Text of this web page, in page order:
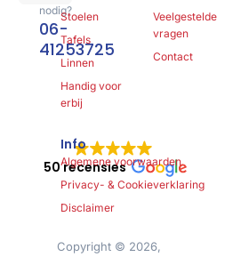
nodig?
06-
41253725
50 recensies
Stoelen
Tafels
Linnen
Handig voor
erbij
Veelgestelde
vragen
Contact
Info
Algemene voorwaarden
Privacy- & Cookieverklaring
Disclaimer
Copyright © 2026,